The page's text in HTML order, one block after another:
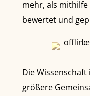
mehr, als
bewertet und
Die
größere